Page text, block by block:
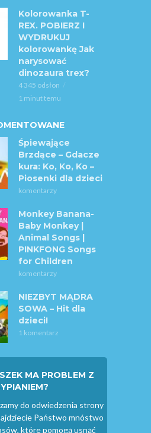
Kolorowanka T-
REX. POBIERZ I
WYDRUKUJ
kolorowankę Jak
narysować
dinozaura trex?
4 345 odsłon
1 minut temu
Śpiewające
Brzdące – Gdacze
kura: Ko, Ko, Ko –
Piosenki dla dzieci
komentarzy
Monkey Banana-
Baby Monkey |
Animal Songs |
PINKFONG Songs
for Children
komentarzy
NIEZBYT MĄDRA
SOWA – Hit dla
dzieci!
1 komentarz
MA PROBLEM Z
do odwiedzenia strony
Państwo mnóstwo
które pomogą usnąć